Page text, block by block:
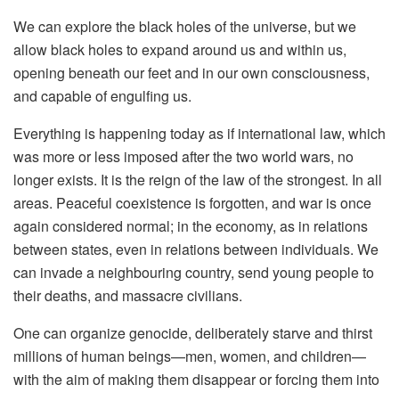
We can explore the black holes of the universe, but we
allow black holes to expand around us and within us,
opening beneath our feet and in our own consciousness,
and capable of engulfing us.
Everything is happening today as if international law, which
was more or less imposed after the two world wars, no
longer exists. It is the reign of the law of the strongest. In all
areas. Peaceful coexistence is forgotten, and war is once
again considered normal; in the economy, as in relations
between states, even in relations between individuals. We
can invade a neighbouring country, send young people to
their deaths, and massacre civilians.
One can organize genocide, deliberately starve and thirst
millions of human beings—men, women, and children—
with the aim of making them disappear or forcing them into